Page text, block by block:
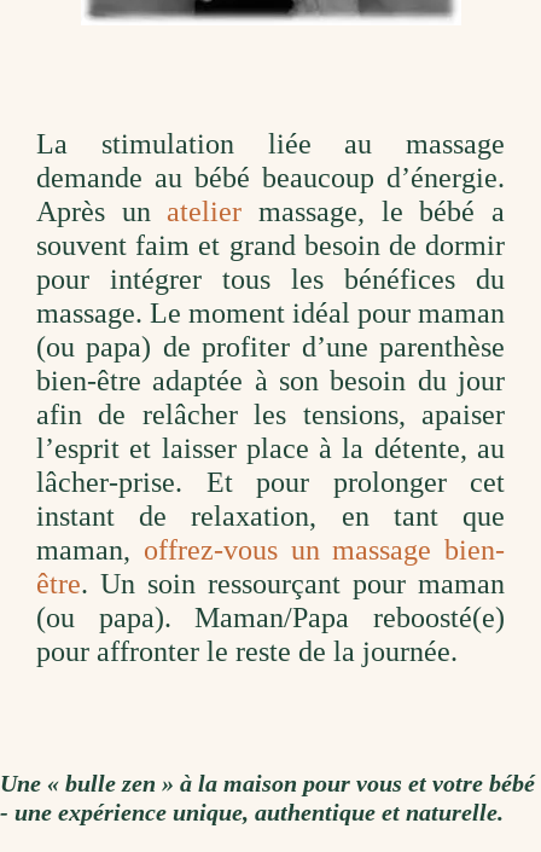
La stimulation liée au massage
demande au bébé beaucoup d’énergie.
Après un atelier massage, le bébé a
souvent faim et grand besoin de dormir
pour intégrer tous les bénéfices du
massage. Le moment idéal pour maman
(ou papa) de profiter d’une parenthèse
bien-être adaptée à son besoin du jour
afin de relâcher les tensions, apaiser
l’esprit et laisser place à la détente, au
lâcher-prise. Et pour prolonger cet
instant de relaxation, en tant que
maman, offrez-vous un massage bien-
être. Un soin ressourçant pour maman
(ou papa). Maman/Papa reboosté(e)
pour affronter le reste de la journée.
Une « bulle zen » à la maison pour vous et votre bébé
- une expérience unique, authentique et naturelle.